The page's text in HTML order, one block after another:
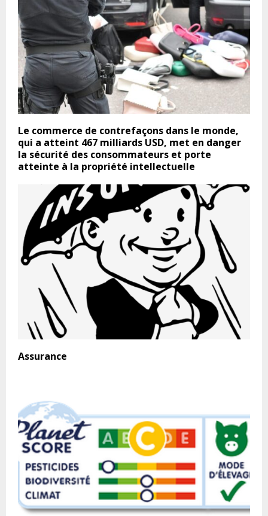
Le commerce de contrefaçons dans le monde,
qui a atteint 467 milliards USD, met en danger
la sécurité des consommateurs et porte
atteinte à la propriété intellectuelle
Assurance